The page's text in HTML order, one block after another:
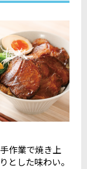
作業で焼き上
とした味わい。